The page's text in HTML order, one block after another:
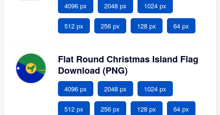
4096 px 2048 px 1024 px
512 px 256 px 128 px 64 px
Flat Round Christmas Island Flag
Download (PNG)
4096 px 2048 px 1024 px
512 px 256 px 128 px 64 px